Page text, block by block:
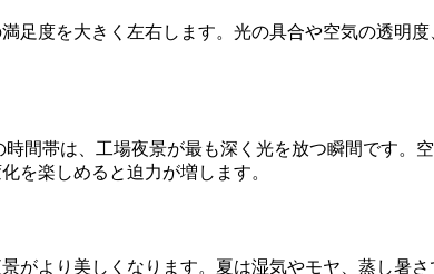
足度を大きく左右します。光の具合や空気の透明
間帯は、工場夜景が最も深く光を放つ瞬間です。
を楽しめると迫力が増します。
がより美しくなります。夏は湿気やモヤ、蒸し暑